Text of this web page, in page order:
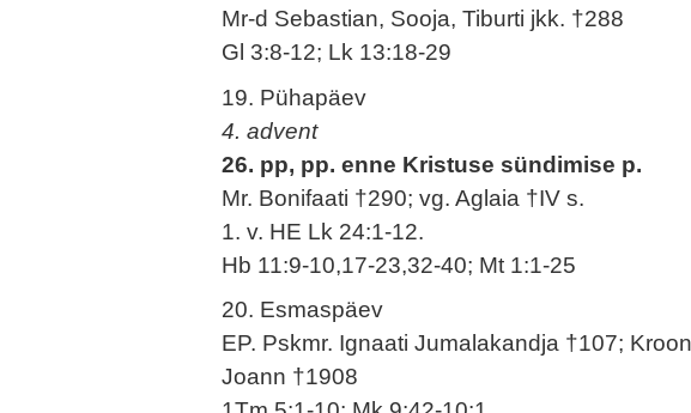
Mr-d Sebastian, Sooja, Tiburti jkk. †288
Gl 3:8-12; Lk 13:18-29
19. Pühapäev
4. advent
26. pp, pp. enne Kristuse sündimise p.
Mr. Bonifaati †290; vg. Aglaia †IV s.
1. v. HE Lk 24:1-12.
Hb 11:9-10,17-23,32-40; Mt 1:1-25
20. Esmaspäev
EP. Pskmr. Ignaati Jumalakandja †107;
Joann †1908